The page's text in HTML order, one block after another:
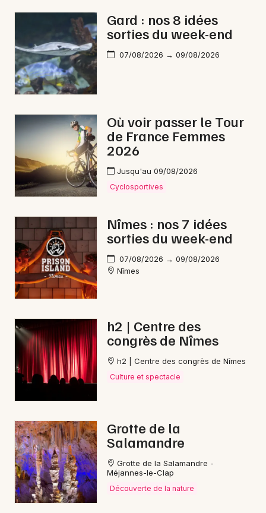
30 - Gard
Choisir mes départements
Mon email
Gard : nos 8 idées
sorties du week-end
07/08/2026 → 09/08/2026
Où voir passer le Tour
de France Femmes
2026
Jusqu'au 09/08/2026
Cyclosportives
Nîmes : nos 7 idées
sorties du week-end
07/08/2026 → 09/08/2026
Nîmes
h2 | Centre des
congrès de Nîmes
h2 | Centre des congrès de Nîmes
Culture et spectacle
Grotte de la
Salamandre
Grotte de la Salamandre -
Méjannes-le-Clap
Découverte de la nature